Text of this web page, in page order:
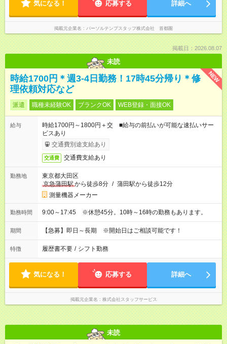
気になる！ 応募する 詳細へ
掲載元企業名 パーソルテンプスタッフ株式会社 首都圏
掲載日：2026.08.07
未読
NEW
時給1700円＊週3-4日勤務！17時45分帰り＊修
理依頼対応など
派遣 職種未経験OK ブランクOK WEB登録・面接OK
給与
時給1700円～1800円＋交 ■給与の前払いが可能な速払いサー
ビスあり
交通費別途支給あり
交通費 交通費支給あり
勤務地
東京都大田区
京急蒲田駅から徒歩8分 / 蒲田駅から徒歩12分
測量機器メーカー
勤務時間 9:00～17:45 ※休憩45分。10時～16時の勤務もあります。
期間 【急募】即日～長期 ※開始日はご相談可能です！
特徴 履歴書不要 / シフト勤務
気になる！ 応募する 詳細へ
掲載元企業名 株式会社スタッフサービス
未読